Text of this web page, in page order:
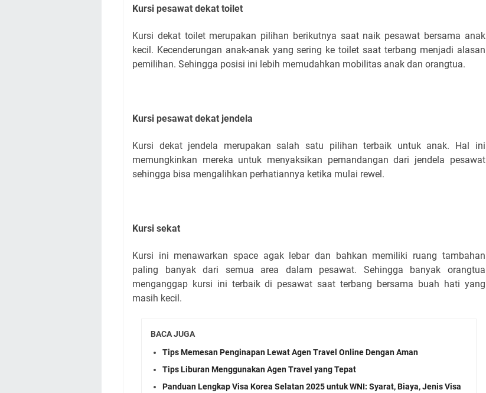
Kursi pesawat dekat toilet
Kursi dekat toilet merupakan pilihan berikutnya saat naik pesawat bersama anak
kecil. Kecenderungan anak-anak yang sering ke toilet saat terbang menjadi alasan
pemilihan. Sehingga posisi ini lebih memudahkan mobilitas anak dan orangtua.
Kursi pesawat dekat jendela
Kursi dekat jendela merupakan salah satu pilihan terbaik untuk anak. Hal ini
memungkinkan mereka untuk menyaksikan pemandangan dari jendela pesawat
sehingga bisa mengalihkan perhatiannya ketika mulai rewel.
Kursi sekat
Kursi ini menawarkan space agak lebar dan bahkan memiliki ruang tambahan
paling banyak dari semua area dalam pesawat. Sehingga banyak orangtua
menganggap kursi ini terbaik di pesawat saat terbang bersama buah hati yang
masih kecil.
BACA JUGA
Tips Memesan Penginapan Lewat Agen Travel Online Dengan Aman
Tips Liburan Menggunakan Agen Travel yang Tepat
Panduan Lengkap Visa Korea Selatan 2025 untuk WNI: Syarat, Biaya, Jenis Visa